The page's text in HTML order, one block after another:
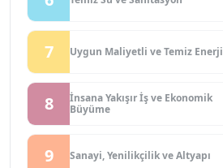
7 Uygun Maliyetli ve Temiz Enerji
8
İnsana Yakışır İş ve Ekonomik
Büyüme
9 Sanayi, Yenilikçilik ve Altyapı